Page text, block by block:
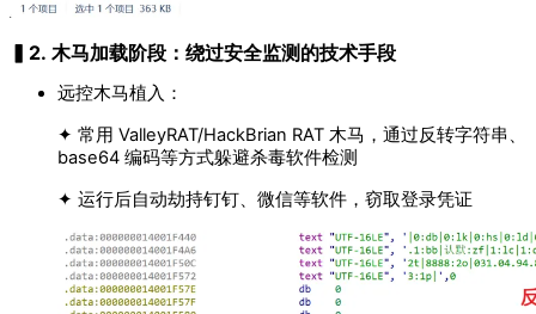
▍2. 木马加载阶段：绕过安全监测的技术手段
远控木马植入：
✦ 常用 ValleyRAT/HackBrian RAT 木马，通过反转字符串、
base64 编码等方式躲避杀毒软件检测
✦ 运行后自动劫持钉钉、微信等软件，窃取登录凭证